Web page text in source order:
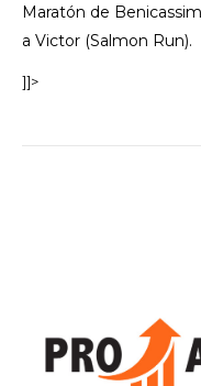
Maratón de
a Victor (Salmon Run).
]]>